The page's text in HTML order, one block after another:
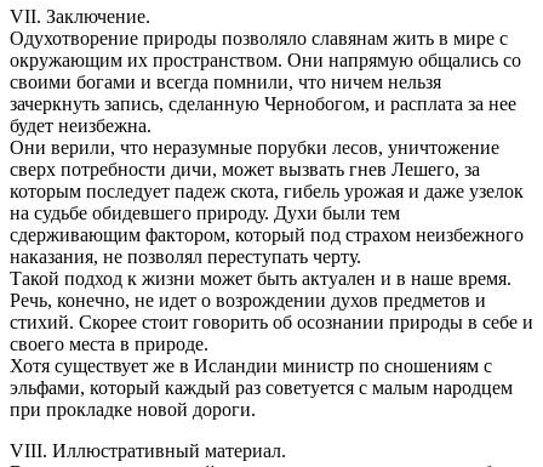
VII. Заключение.
Одухотворение природы позволяло славянам жить в мире с
окружающим их пространством. Они напрямую общались со
своими богами и всегда помнили, что ничем нельзя
зачеркнуть запись, сделанную Чернобогом, и расплата за нее
будет неизбежна.
Они верили, что неразумные порубки лесов, уничтожение
сверх потребности дичи, может вызвать гнев Лешего, за
которым последует падеж скота, гибель урожая и даже узелок
на судьбе обидевшего природу. Духи были тем
сдерживающим фактором, который под страхом неизбежного
наказания, не позволял переступать черту.
Такой подход к жизни может быть актуален и в наше время.
Речь, конечно, не идет о возрождении духов предметов и
стихий. Скорее стоит говорить об осознании природы в себе и
своего места в природе.
Хотя существует же в Исландии министр по сношениям с
эльфами, который каждый раз советуется с малым народцем
при прокладке новой дороги.
VIII. Иллюстративный материал.